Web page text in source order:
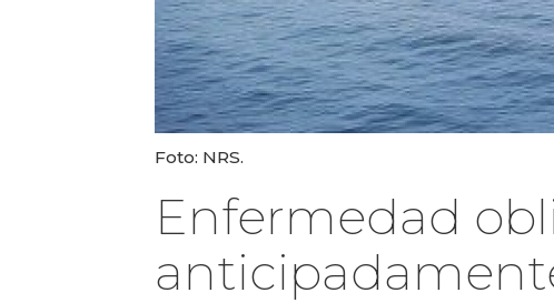
Foto: NRS.
Enfermedad